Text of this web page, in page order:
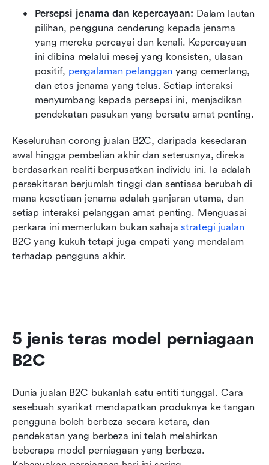
Persepsi jenama dan kepercayaan: Dalam lautan
pilihan, pengguna cenderung kepada jenama
yang mereka percayai dan kenali. Kepercayaan
ini dibina melalui mesej yang konsisten, ulasan
positif, pengalaman pelanggan yang cemerlang,
dan etos jenama yang telus. Setiap interaksi
menyumbang kepada persepsi ini, menjadikan
pendekatan pasukan yang bersatu amat penting.
Keseluruhan corong jualan B2C, daripada kesedaran
awal hingga pembelian akhir dan seterusnya, direka
berdasarkan realiti berpusatkan individu ini. Ia adalah
persekitaran berjumlah tinggi dan sentiasa berubah di
mana kesetiaan jenama adalah ganjaran utama, dan
setiap interaksi pelanggan amat penting. Menguasai
perkara ini memerlukan bukan sahaja strategi jualan
B2C yang kukuh tetapi juga empati yang mendalam
terhadap pengguna akhir.
5 jenis teras model perniagaan
B2C
Dunia jualan B2C bukanlah satu entiti tunggal. Cara
sesebuah syarikat mendapatkan produknya ke tangan
pengguna boleh berbeza secara ketara, dan
pendekatan yang berbeza ini telah melahirkan
beberapa model perniagaan yang berbeza.